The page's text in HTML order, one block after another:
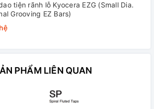
tiện rãnh lỗ Kyocera EZG (Small Dia.
Grooving EZ Bars)
PHẨM LIÊN QUAN